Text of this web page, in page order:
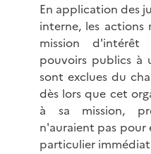
En application des
interne, les actions
mission
pouvoirs publics à
sont exclues du
dès lors que cet
à sa mission,
n'auraient pas
particulier immédiat